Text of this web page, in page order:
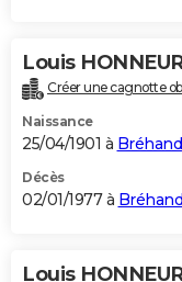
Louis
Créer une cagnotte
Naissance
25/04/1901 à Bréhand
Décès
02/01/1977 à Bréhand
Louis